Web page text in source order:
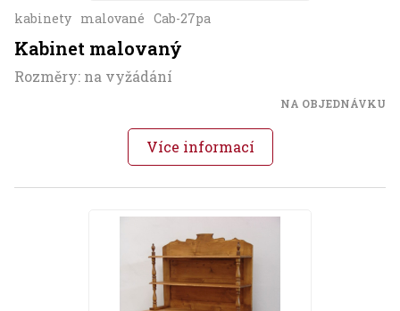
kabinety malované Cab-27pa
Kabinet malovaný
Rozměry: na vyžádání
NA OBJEDNÁVKU
Více informací